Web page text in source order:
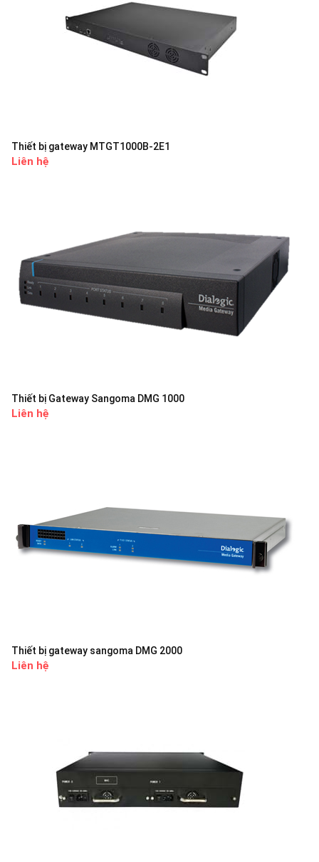
Thiết bị gateway MTGT1000B-2E1
Liên hệ
Thiết bị Gateway Sangoma DMG 1000
Liên hệ
Thiết bị gateway sangoma DMG 2000
Liên hệ